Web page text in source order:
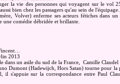
la vie des personnes qui voyagent sur le vol
bien chez les passagers qu'au sein de
Volver) enferme ses acteurs fétiches dans
une comédie débridée et brillante.
2013
dans un asile du sud de la France, Camille
Dumont (Hadewijch, Hors Satan) tourne pour
il s'appuie sur la correspondance entre Paul